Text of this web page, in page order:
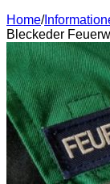
Home/
Bleckeder